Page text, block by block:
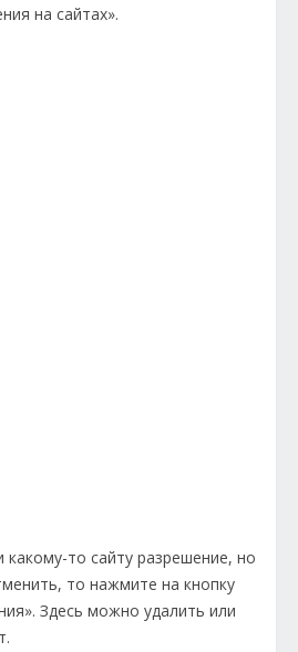
на сайтах».
какому-то сайту разрешение, но
то нажмите на кнопку
Здесь можно удалить или